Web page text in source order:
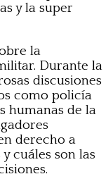
y la super
la
Durante la
discusiones
como policía
humanas de la
derecho a
cuáles son las